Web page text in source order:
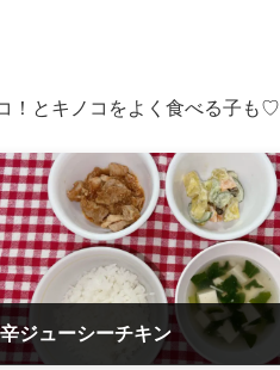
！とキノコをよく食べる子も♡
ジューシーチキン